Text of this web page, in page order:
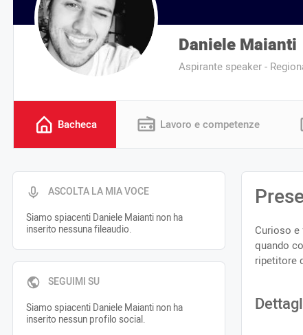
Daniele Maianti
Aspirante speaker -
Bacheca Lavoro e competenze
ASCOLTA LA MIA VOCE
Siamo spiacenti Daniele Maianti non ha
inserito nessuna fileaudio.
SEGUIMI SU
Siamo spiacenti Daniele Maianti non ha
inserito nessun profilo social.
Curioso
quando
ripetitore